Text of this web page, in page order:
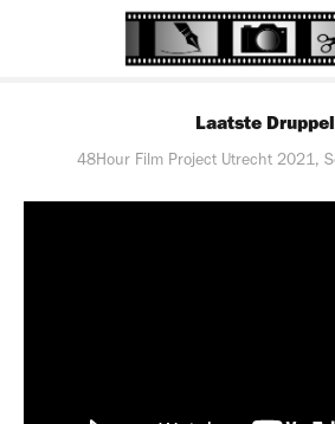
Laatste Druppel
48Hour Film Project Utrecht 2021,